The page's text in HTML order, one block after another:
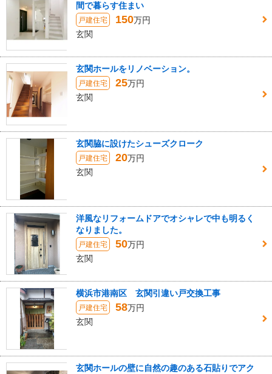
間で暮らす住まい
戸建住宅 150万円
玄関
玄関ホールをリノベーション。
戸建住宅 25万円
玄関
玄関脇に設けたシューズクローク
戸建住宅 20万円
玄関
洋風なリフォームドアでオシャレで中も明るく
なりました。
戸建住宅 50万円
玄関
横浜市港南区 玄関引違い戸交換工事
戸建住宅 58万円
玄関
玄関ホールの壁に自然の趣のある石貼りでアク